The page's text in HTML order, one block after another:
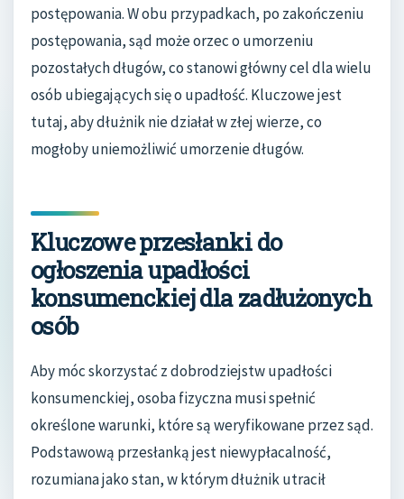
postępowania. W obu przypadkach, po zakończeniu
postępowania, sąd może orzec o umorzeniu
pozostałych długów, co stanowi główny cel dla wielu
osób ubiegających się o upadłość. Kluczowe jest
tutaj, aby dłużnik nie działał w złej wierze, co
mogłoby uniemożliwić umorzenie długów.
Kluczowe przesłanki do
ogłoszenia upadłości
konsumenckiej dla zadłużonych
osób
Aby móc skorzystać z dobrodziejstw upadłości
konsumenckiej, osoba fizyczna musi spełnić
określone warunki, które są weryfikowane przez sąd.
Podstawową przesłanką jest niewypłacalność,
rozumiana jako stan, w którym dłużnik utracił